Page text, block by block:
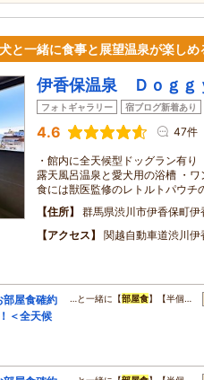
と一緒に食事と展望温泉が楽しめ
伊香保温泉 Ｄｏｇｇ
フォトギャラリー 宿ブログ新着あり
4.6 47件
・館内に全天候型ドッグラン有
露天風呂温泉と愛犬用の浴槽 ・
食には獣医監修のレトルトパウチ
住所
群馬県渋川市伊香保町
アクセス
関越自動車道渋川
部屋食確約
＜全天候
…と一緒に【部屋食】【半個…